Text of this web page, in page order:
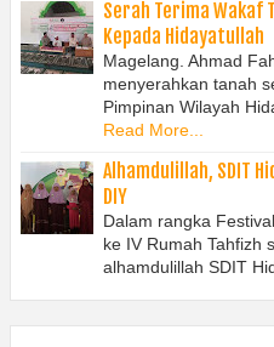
Serah Terima Wakaf
Kepada Hidayatullah
Magelang. Ahmad
menyerahkan tanah
Pimpinan Wilayah
Read More...
Alhamdulillah, SDIT
DIY
Dalam rangka
ke IV Rumah Tahfizh
alhamdulillah SDIT